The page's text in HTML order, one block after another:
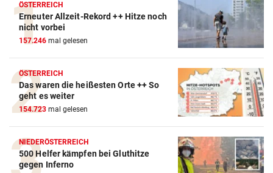
ÖSTERREICH
Erneuter Allzeit-Rekord ++ Hitze noch
nicht vorbei
157.246 mal gelesen
ÖSTERREICH
Das waren die heißesten Orte ++ So
geht es weiter
154.723 mal gelesen
NIEDERÖSTERREICH
500 Helfer kämpfen bei Gluthitze
gegen Inferno